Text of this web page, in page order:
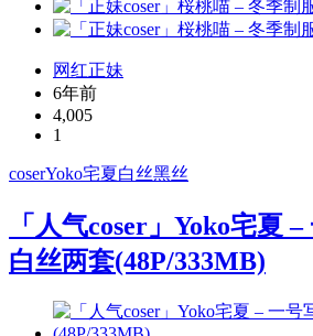
网红正妹
6年前
4,005
1
coserYoko宅夏白丝黑丝
「人气coser」Yoko宅夏
白丝两套(48P/333MB)